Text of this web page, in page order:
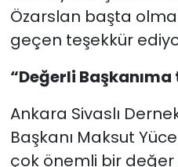
Özarslan başta
geçen teşekkür
“Değerli
Ankara Sivaslı
Başkanı Maksut
çok önemli bir